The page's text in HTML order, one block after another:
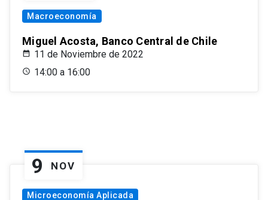
Macroeconomía
Miguel Acosta, Banco Central de Chile
11 de Noviembre de 2022
14:00 a 16:00
9 NOV
Microeconomía Aplicada